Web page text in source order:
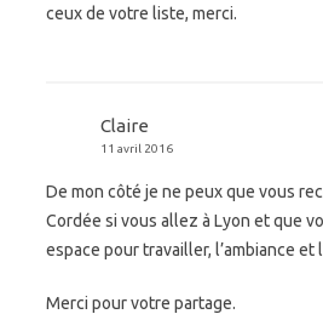
ceux de votre liste, merci.
Claire
11 avril 2016
De mon côté je ne peux que vous
Cordée si vous allez à Lyon et que
espace pour travailler, l’ambiance et
Merci pour votre partage.